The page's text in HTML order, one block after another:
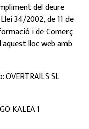
del deure
34/2002, de 11 de
i de Comerç
lloc web amb
SL
KALEA 1